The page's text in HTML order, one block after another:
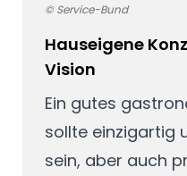
Hauseigene
Vision
Ein gutes
sollte einzigartig
sein, aber auch
© Service-Bund